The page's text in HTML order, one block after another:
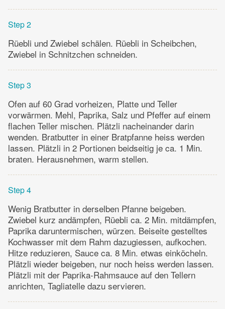
Step 2
Rüebli und Zwiebel schälen. Rüebli in Scheibchen,
Zwiebel in Schnitzchen schneiden.
Step 3
Ofen auf 60 Grad vorheizen, Platte und Teller
vorwärmen. Mehl, Paprika, Salz und Pfeffer auf einem
flachen Teller mischen. Plätzli nacheinander darin
wenden. Bratbutter in einer Bratpfanne heiss werden
lassen. Plätzli in 2 Portionen beidseitig je ca. 1 Min.
braten. Herausnehmen, warm stellen.
Step 4
Wenig Bratbutter in derselben Pfanne beigeben.
Zwiebel kurz andämpfen, Rüebli ca. 2 Min. mitdämpfen,
Paprika daruntermischen, würzen. Beiseite gestelltes
Kochwasser mit dem Rahm dazugiessen, aufkochen.
Hitze reduzieren, Sauce ca. 8 Min. etwas einköcheln.
Plätzli wieder beigeben, nur noch heiss werden lassen.
Plätzli mit der Paprika-Rahmsauce auf den Tellern
anrichten, Tagliatelle dazu servieren.